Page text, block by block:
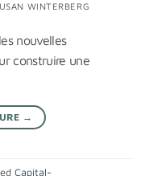
WINTERBERG
nouvelles
construire une
→
Capital-